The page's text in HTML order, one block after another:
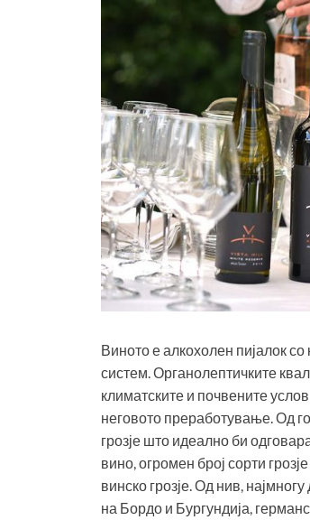
Виното е алкохолен пијалок
систем. Органолептичките
климатските и почвените
неговото преработување. Од
грозје што идеално би
вино, огромен број сорти
винско грозје. Од нив,
на Бордо и Бургундија,